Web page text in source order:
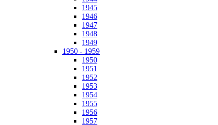
1945
1946
1947
1948
1949
1950 - 1959
1950
1951
1952
1953
1954
1955
1956
1957